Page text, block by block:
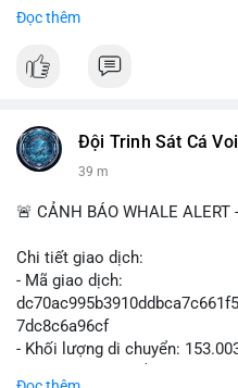
vực công nghệ ô tô xanh.
Đọc thêm
Đội Trinh Sát Cá Voi
39 m
🚨 CẢNH BÁO WHALE ALERT
Chi tiết giao dịch:
- Mã giao dịch:
7dc8c6a96cf
- Khối lượng di chuyển: